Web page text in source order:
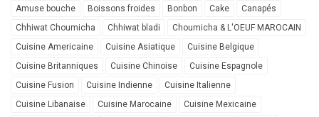
Amuse bouche
Boissons froides Bonbon Cake
Canapés
Chhiwat Choumicha
Chhiwat bladi
Choumicha & L'OEUF MAROCAIN
Cuisine Americaine
Cuisine Asiatique
Cuisine Belgique
Cuisine Britanniques
Cuisine Chinoise
Cuisine Espagnole
Cuisine Fusion
Cuisine Indienne
Cuisine Italienne
Cuisine Libanaise
Cuisine Marocaine
Cuisine Mexicaine